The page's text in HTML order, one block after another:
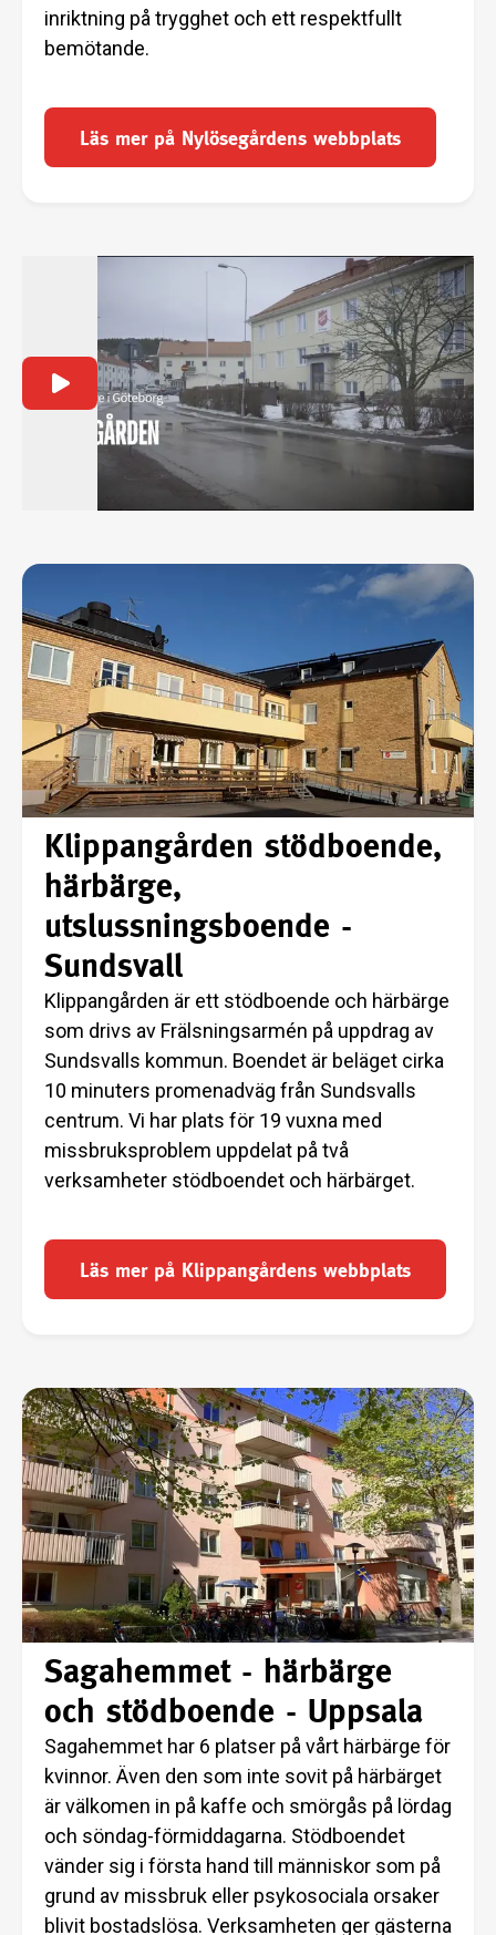
inriktning på trygghet och ett respektfullt
bemötande.
Läs mer på Nylösegårdens webbplats
Klippangården stödboende,
härbärge,
utslussningsboende -
Sundsvall
Klippangården är ett stödboende och härbärge
som drivs av Frälsningsarmén på uppdrag av
Sundsvalls kommun. Boendet är beläget cirka
10 minuters promenadväg från Sundsvalls
centrum. Vi har plats för 19 vuxna med
missbruksproblem uppdelat på två
verksamheter stödboendet och härbärget.
Läs mer på Klippangårdens webbplats
Sagahemmet - härbärge
och stödboende - Uppsala
Sagahemmet har 6 platser på vårt härbärge för
kvinnor. Även den som inte sovit på härbärget
är välkomen in på kaffe och smörgås på lördag
och söndag-förmiddagarna. Stödboendet
vänder sig i första hand till människor som på
grund av missbruk eller psykosociala orsaker
blivit bostadslösa. Verksamheten ger gästerna